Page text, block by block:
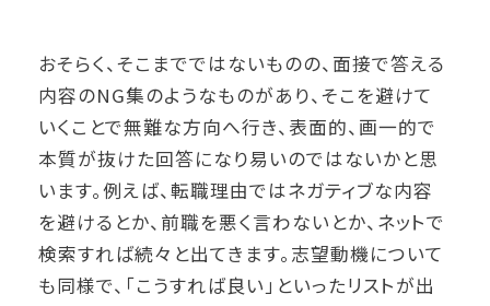
おそらく、そこまでではないものの、面接で答える
内容のNG集のようなものがあり、そこを避けて
いくことで無難な方向へ行き、表面的、画一的で
本質が抜けた回答になり易いのではないかと思
います。例えば、転職理由ではネガティブな内容
を避けるとか、前職を悪く言わないとか、ネットで
検索すれば続々と出てきます。志望動機について
も同様で、「こうすれば良い」といったリストが出